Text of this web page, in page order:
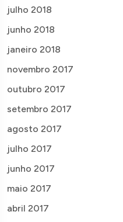
julho 2018
junho 2018
janeiro 2018
novembro 2017
outubro 2017
setembro 2017
agosto 2017
julho 2017
junho 2017
maio 2017
abril 2017